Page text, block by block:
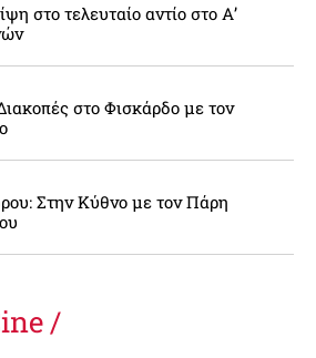
στο τελευταίο αντίο στο Α’
στο Φισκάρδο με τον
Στην Κύθνο με τον Πάρη
/